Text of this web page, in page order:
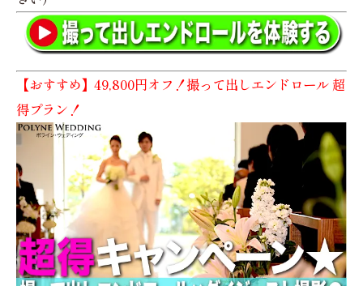
【おすすめ】49,800円オフ！撮って出しエンドロール 超
得プラン！